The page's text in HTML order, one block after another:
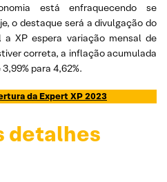
está enfraquecendo se
o destaque será a divulgação do
XP espera variação mensal de
correta, a inflação acumulada
para 4,62%.
da Expert XP 2023
detalhes